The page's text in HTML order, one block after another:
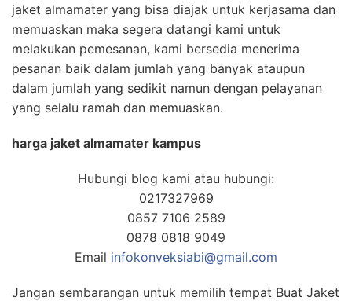
jaket almamater yang bisa diajak untuk kerjasama dan
memuaskan maka segera datangi kami untuk
melakukan pemesanan, kami bersedia menerima
pesanan baik dalam jumlah yang banyak ataupun
dalam jumlah yang sedikit namun dengan pelayanan
yang selalu ramah dan memuaskan.
harga jaket almamater kampus
Hubungi blog kami atau hubungi:
0217327969
0857 7106 2589
0878 0818 9049
Email infokonveksiabi@gmail.com
Jangan sembarangan untuk memilih tempat Buat Jaket